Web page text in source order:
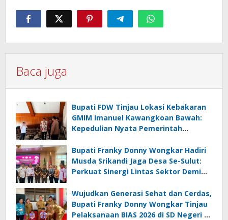
Baca juga
Bupati FDW Tinjau Lokasi Kebakaran
GMIM Imanuel Kawangkoan Bawah:
Kepedulian Nyata Pemerintah
Terdampak
Bupati Franky Donny Wongkar Hadiri
Musda Srikandi Jaga Desa Se-Sulut:
Perkuat Sinergi Lintas Sektor Demi
Wujudkan Generasi Sehat dan Cerdas,
Bupati Franky Donny Wongkar Tinjau
Pelaksanaan BIAS 2026 di SD Negeri 2